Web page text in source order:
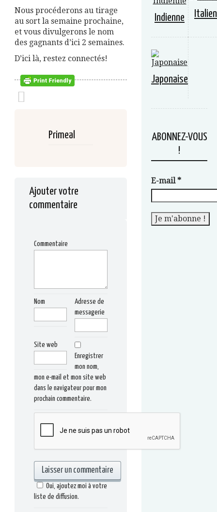
Nous procéderons au tirage
au sort la semaine prochaine,
et vous divulgerons le nom
des gagnants d’ici 2 semaines.
D’ici là, restez connectés!
Primeal
Ajouter votre
commentaire
Commentaire
Nom
Adresse de
messagerie
Site web
Enregistrer
mon nom,
mon e-mail et mon site web
dans le navigateur pour mon
prochain commentaire.
Oui, ajoutez moi à votre
liste de diffusion.
Indienne
Japonaise
ABONNEZ-VOUS
!
E-mail*